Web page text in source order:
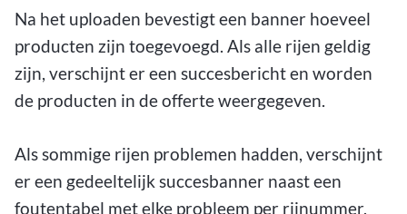
Na het uploaden bevestigt een banner hoeveel
producten zijn toegevoegd. Als alle rijen geldig
zijn, verschijnt er een succesbericht en worden
de producten in de offerte weergegeven.
Als sommige rijen problemen hadden, verschijnt
er een gedeeltelijk succesbanner naast een
foutentabel met elke probleem per rijnummer,